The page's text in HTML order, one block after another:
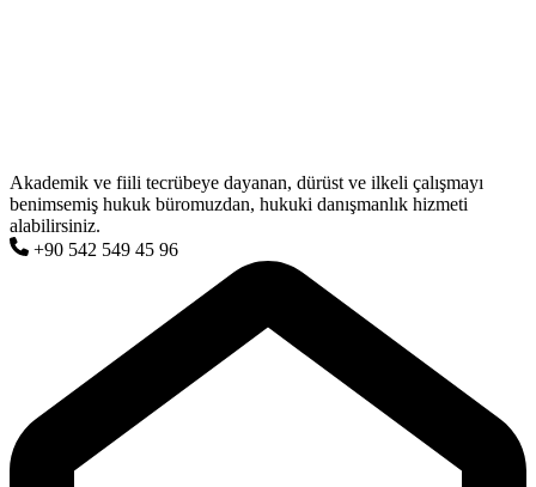
Akademik ve fiili tecrübeye dayanan, dürüst ve ilkeli çalışmayı
benimsemiş hukuk büromuzdan, hukuki danışmanlık hizmeti
alabilirsiniz.
+90 542 549 45 96